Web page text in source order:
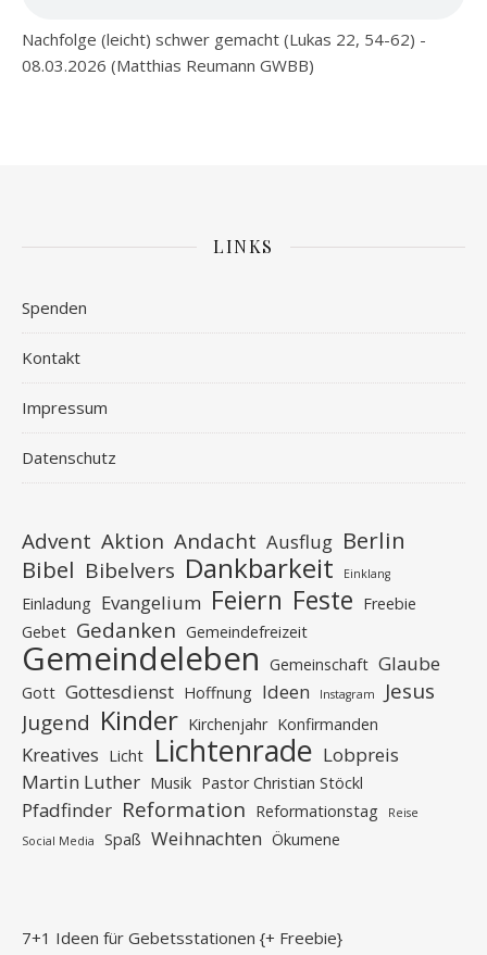
Nachfolge (leicht) schwer gemacht (Lukas 22, 54-62) -
08.03.2026 (Matthias Reumann GWBB)
LINKS
Spenden
Kontakt
Impressum
Datenschutz
Advent Aktion Andacht Ausflug Berlin
Bibel Bibelvers Dankbarkeit Einklang
Einladung Evangelium Feiern Feste Freebie
Gebet Gedanken Gemeindefreizeit
Gemeindeleben Gemeinschaft Glaube
Gott Gottesdienst Hoffnung Ideen Instagram
Jesus
Jugend Kinder Kirchenjahr Konfirmanden
Kreatives Licht Lichtenrade Lobpreis
Martin Luther Musik Pastor Christian Stöckl
Pfadfinder Reformation Reformationstag
Reise
Social Media
Spaß Weihnachten Ökumene
7+1 Ideen für Gebetsstationen {+ Freebie}